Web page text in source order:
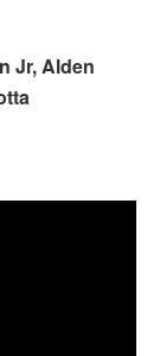
Jr, Alden